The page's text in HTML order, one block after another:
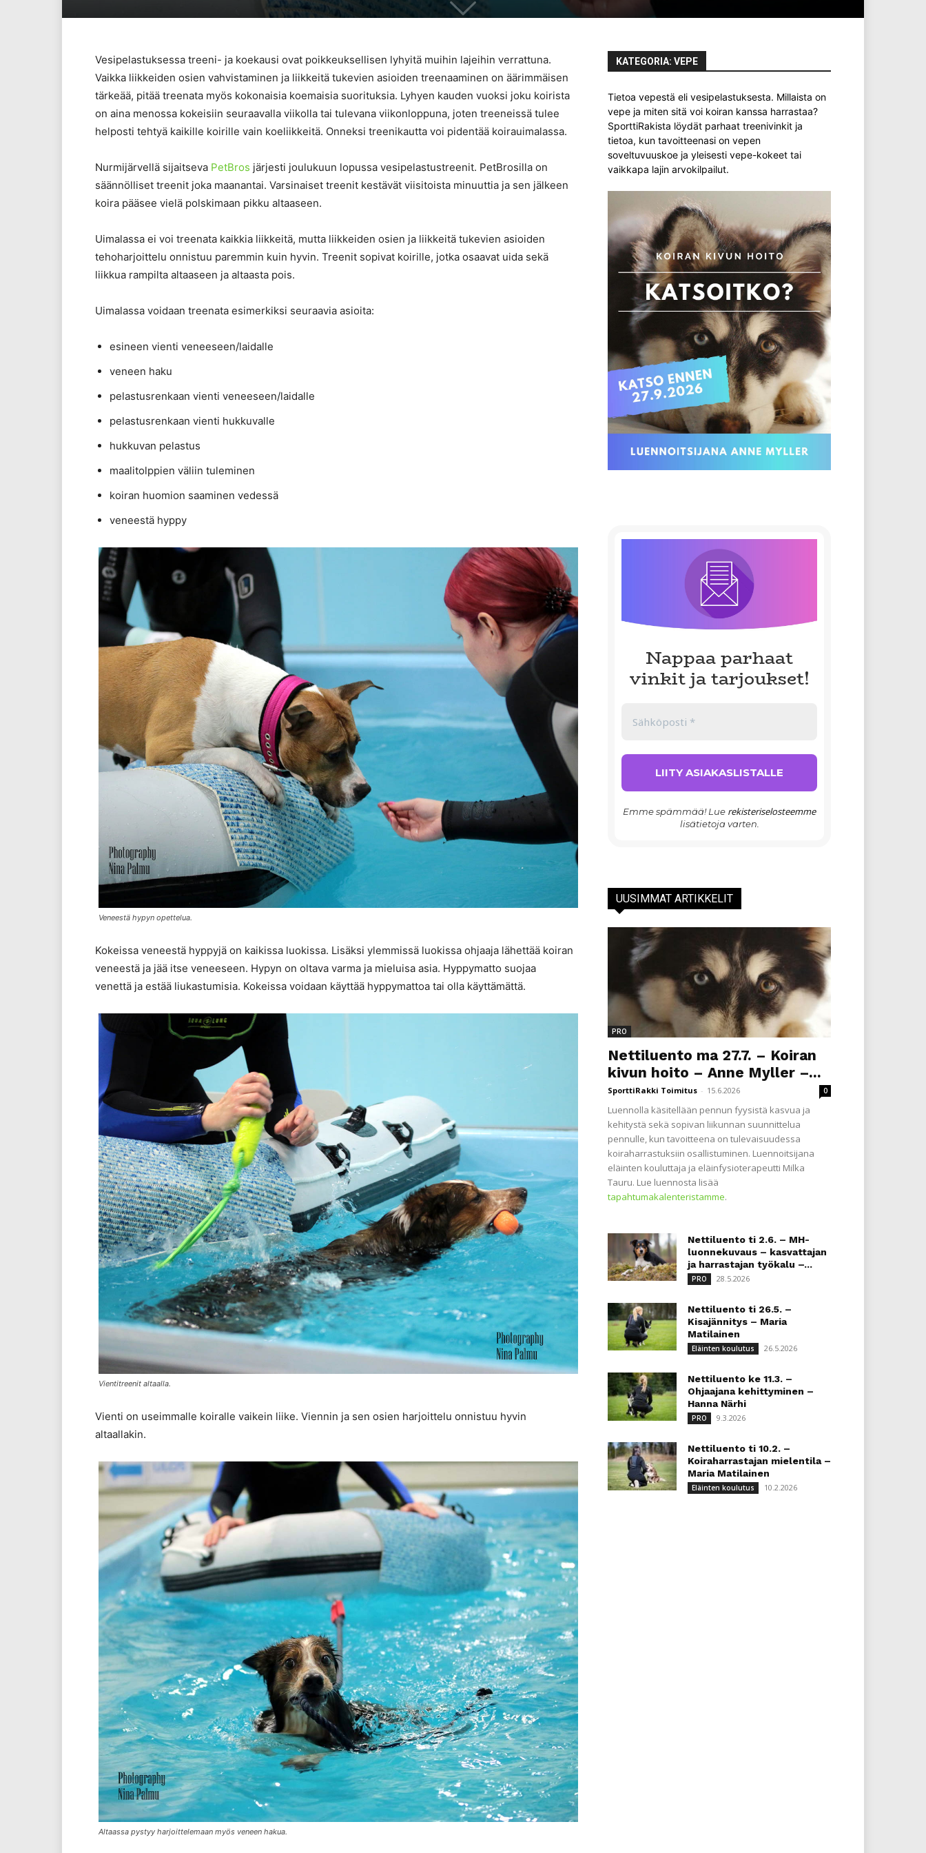
Vesipelastuksessa treeni- ja koekausi ovat poikkeuksellisen lyhyitä muihin lajeihin verrattuna.
Vaikka liikkeiden osien vahvistaminen ja liikkeitä tukevien asioiden treenaaminen on äärimmäisen
tärkeää, pitää treenata myös kokonaisia koemaisia suorituksia. Lyhyen kauden vuoksi joku koirista
on aina menossa kokeisiin seuraavalla viikolla tai tulevana viikonloppuna, joten treeneissä tulee
helposti tehtyä kaikille koirille vain koeliikkeitä. Onneksi treenikautta voi pidentää koirauimalassa.
Nurmijärvellä sijaitseva PetBros järjesti joulukuun lopussa vesipelastustreenit. PetBrosilla on
säännölliset treenit joka maanantai. Varsinaiset treenit kestävät viisitoista minuuttia ja sen jälkeen
koira pääsee vielä polskimaan pikku altaaseen.
Uimalassa ei voi treenata kaikkia liikkeitä, mutta liikkeiden osien ja liikkeitä tukevien asioiden
tehoharjoittelu onnistuu paremmin kuin hyvin. Treenit sopivat koirille, jotka osaavat uida sekä
liikkua rampilta altaaseen ja altaasta pois.
Uimalassa voidaan treenata esimerkiksi seuraavia asioita:
esineen vienti veneeseen/laidalle
veneen haku
pelastusrenkaan vienti veneeseen/laidalle
pelastusrenkaan vienti hukkuvalle
hukkuvan pelastus
maalitolppien väliin tuleminen
koiran huomion saaminen vedessä
veneestä hyppy
Veneestä hypyn opettelua.
Kokeissa veneestä hyppyjä on kaikissa luokissa. Lisäksi ylemmissä luokissa ohjaaja lähettää koiran
veneestä ja jää itse veneeseen. Hypyn on oltava varma ja mieluisa asia. Hyppymatto suojaa
venettä ja estää liukastumisia. Kokeissa voidaan käyttää hyppymattoa tai olla käyttämättä.
Vientitreenit altaalla.
Vienti on useimmalle koiralle vaikein liike. Viennin ja sen osien harjoittelu onnistuu hyvin
altaallakin.
Altaassa pystyy harjoittelemaan myös veneen hakua.
KATEGORIA: VEPE
Tietoa vepestä eli vesipelastuksesta. Millaista on
vepe ja miten sitä voi koiran kanssa harrastaa?
SporttiRakista löydät parhaat treenivinkit ja
tietoa, kun tavoitteenasi on vepen
soveltuvuuskoe ja yleisesti vepe-kokeet tai
vaikkapa lajin arvokilpailut.
Nappaa parhaat
vinkit ja tarjoukset!
Emme spämmää! Lue rekisteriselosteemme
lisätietoja varten.
UUSIMMAT ARTIKKELIT
PRO
Nettiluento ma 27.7. – Koiran
kivun hoito – Anne Myller –...
SporttiRakki Toimitus - 15.6.2026 0
Luennolla käsitellään pennun fyysistä kasvua ja
kehitystä sekä sopivan liikunnan suunnittelua
pennulle, kun tavoitteena on tulevaisuudessa
koiraharrastuksiin osallistuminen. Luennoitsijana
eläinten kouluttaja ja eläinfysioterapeutti Milka
Tauru. Lue luennosta lisää
tapahtumakalenteristamme.
Nettiluento ti 2.6. – MH-
luonnekuvaus – kasvattajan
ja harrastajan työkalu –...
PRO 28.5.2026
Nettiluento ti 26.5. –
Kisajännitys – Maria
Matilainen
Eläinten koulutus 26.5.2026
Nettiluento ke 11.3. –
Ohjaajana kehittyminen –
Hanna Närhi
PRO 9.3.2026
Nettiluento ti 10.2. –
Koiraharrastajan mielentila –
Maria Matilainen
Eläinten koulutus 10.2.2026